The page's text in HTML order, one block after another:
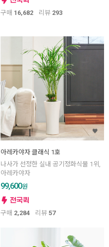
구매 16,682 리뷰 293
아레카야자 클래식 1호
나사가 선정한 실내 공기정화식물 1위,
아레카야자
99,600원
구매 2,284 리뷰 57